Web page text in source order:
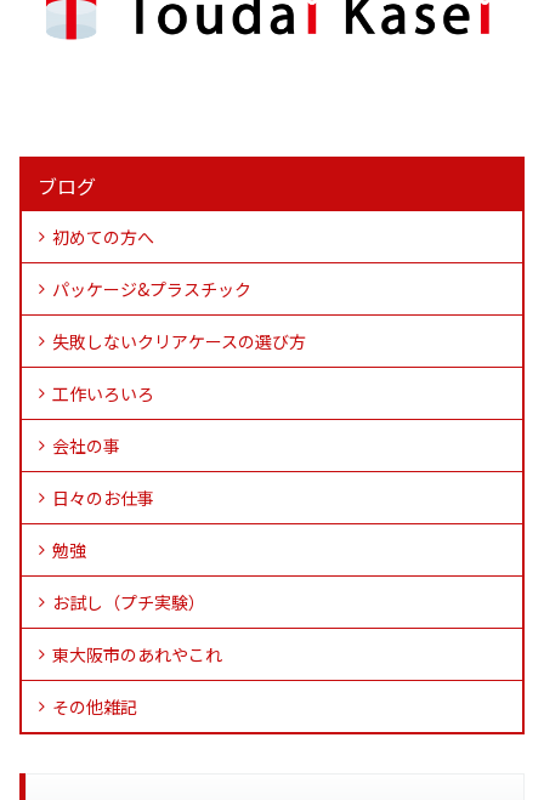
ブログ
初めての方へ
パッケージ&プラスチック
失敗しないクリアケースの選び方
工作いろいろ
会社の事
日々のお仕事
勉強
お試し（プチ実験）
東大阪市のあれやこれ
その他雑記